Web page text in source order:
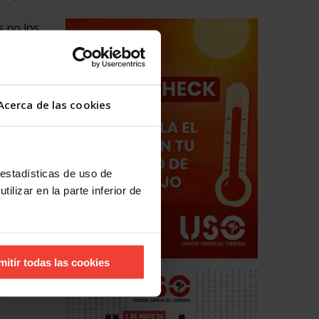
de las cookies
de uso de
en la parte inferior de
todas las cookies
no los
más
que